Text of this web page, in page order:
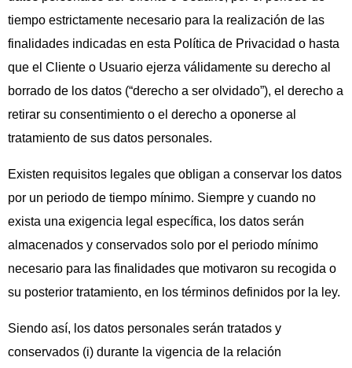
tiempo estrictamente necesario para la realización de las
finalidades indicadas en esta Política de Privacidad o hasta
que el Cliente o Usuario ejerza válidamente su derecho al
borrado de los datos (“derecho a ser olvidado”), el derecho a
retirar su consentimiento o el derecho a oponerse al
tratamiento de sus datos personales.
Existen requisitos legales que obligan a conservar los datos
por un periodo de tiempo mínimo. Siempre y cuando no
exista una exigencia legal específica, los datos serán
almacenados y conservados solo por el periodo mínimo
necesario para las finalidades que motivaron su recogida o
su posterior tratamiento, en los términos definidos por la ley.
Siendo así, los datos personales serán tratados y
conservados (i) durante la vigencia de la relación